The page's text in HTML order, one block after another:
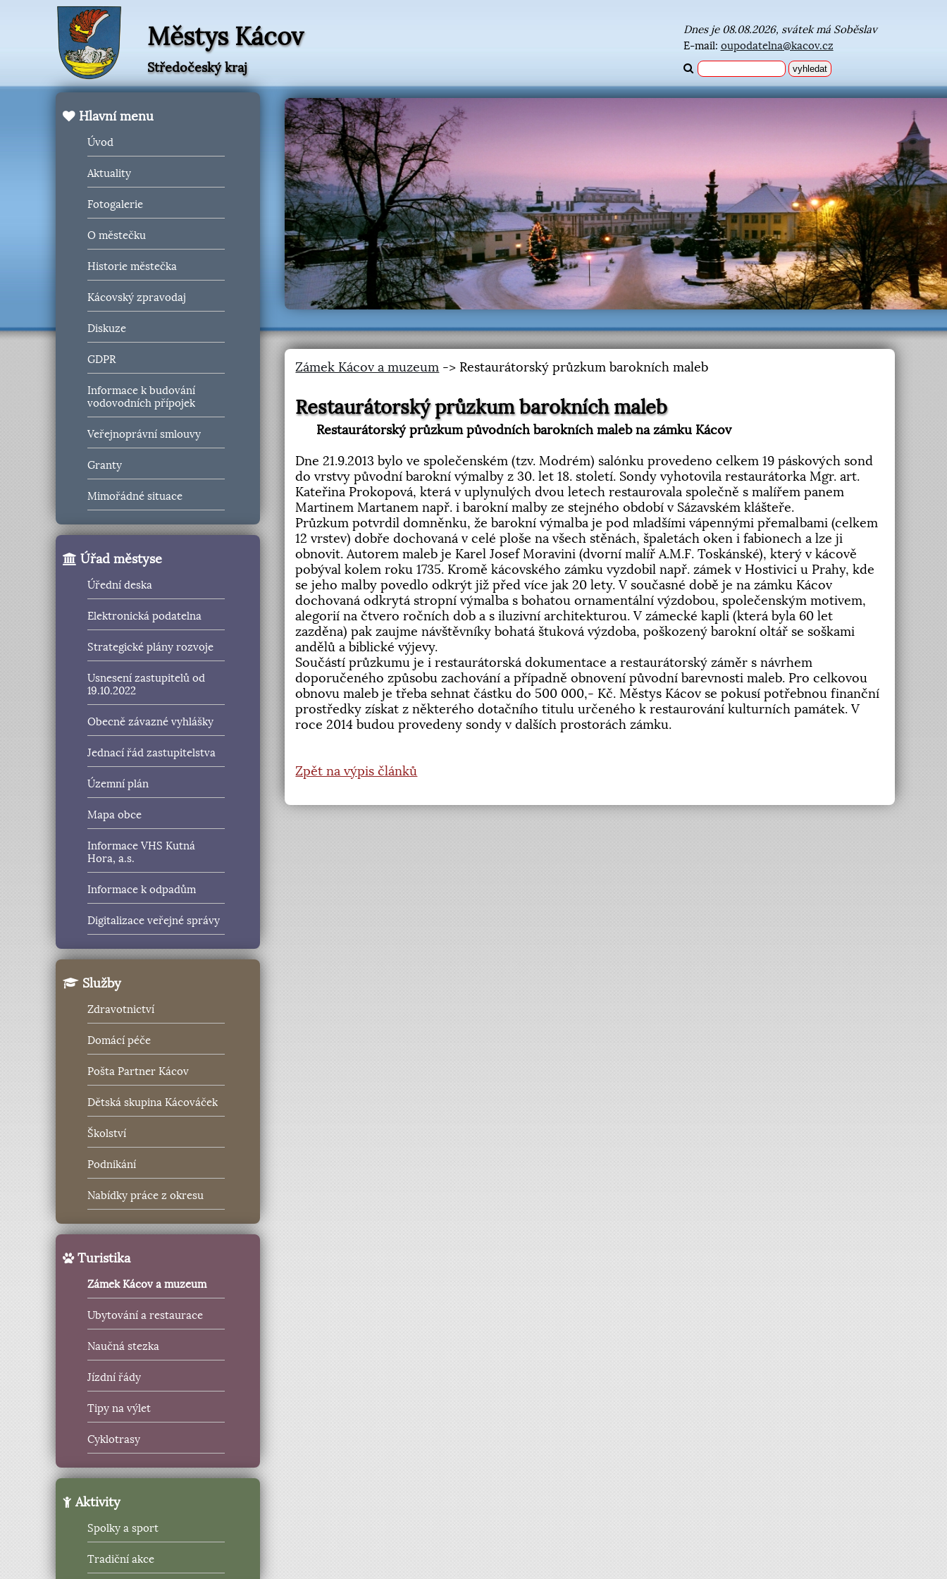
Městys Kácov
Středočeský kraj
Dnes je 08.08.2026, svátek má Soběslav
E-mail: oupodatelna@kacov.cz
Hlavní menu
Úvod
Aktuality
Fotogalerie
O městečku
Historie městečka
Kácovský zpravodaj
Diskuze
GDPR
Informace k budování
vodovodních přípojek
Veřejnoprávní smlouvy
Granty
Mimořádné situace
Úřad městyse
Úřední deska
Elektronická podatelna
Strategické plány rozvoje
Usnesení zastupitelů od
19.10.2022
Obecně závazné vyhlášky
Jednací řád zastupitelstva
Územní plán
Mapa obce
Informace VHS Kutná
Hora, a.s.
Informace k odpadům
Digitalizace veřejné správy
Služby
Zdravotnictví
Domácí péče
Pošta Partner Kácov
Dětská skupina Kácováček
Školství
Podnikání
Nabídky práce z okresu
Turistika
Zámek Kácov a muzeum
Ubytování a restaurace
Naučná stezka
Jízdní řády
Tipy na výlet
Cyklotrasy
Aktivity
Spolky a sport
Tradiční akce
Zámek Kácov a muzeum -> Restaurátorský průzkum barokních maleb
Restaurátorský průzkum barokních maleb
Restaurátorský průzkum původních barokních maleb na zámku Kácov
Dne 21.9.2013 bylo ve společenském (tzv. Modrém) salónku provedeno celkem 19 páskových sond
do vrstvy původní barokní výmalby z 30. let 18. století. Sondy vyhotovila restaurátorka Mgr. art.
Kateřina Prokopová, která v uplynulých dvou letech restaurovala společně s malířem panem
Martinem Martanem např. i barokní malby ze stejného období v Sázavském klášteře.
Průzkum potvrdil domněnku, že barokní výmalba je pod mladšími vápennými přemalbami (celkem
12 vrstev) dobře dochovaná v celé ploše na všech stěnách, špaletách oken i fabionech a lze ji
obnovit. Autorem maleb je Karel Josef Moravini (dvorní malíř A.M.F. Toskánské), který v kácově
pobýval kolem roku 1735. Kromě kácovského zámku vyzdobil např. zámek v Hostivici u Prahy, kde
se jeho malby povedlo odkrýt již před více jak 20 lety. V současné době je na zámku Kácov
dochovaná odkrytá stropní výmalba s bohatou ornamentální výzdobou, společenským motivem,
alegorií na čtvero ročních dob a s iluzivní architekturou. V zámecké kapli (která byla 60 let
zazděna) pak zaujme návštěvníky bohatá štuková výzdoba, poškozený barokní oltář se soškami
andělů a biblické výjevy.
Součástí průzkumu je i restaurátorská dokumentace a restaurátorský záměr s návrhem
doporučeného způsobu zachování a případně obnovení původní barevnosti maleb. Pro celkovou
obnovu maleb je třeba sehnat částku do 500 000,- Kč. Městys Kácov se pokusí potřebnou finanční
prostředky získat z některého dotačního titulu určeného k restaurování kulturních památek. V
roce 2014 budou provedeny sondy v dalších prostorách zámku.
Zpět na výpis článků